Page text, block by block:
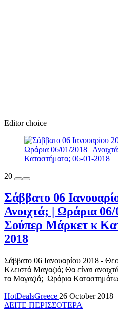
Editor choice
20
Σάββατο 06
Ανοιχτά; | Ωράρια 06/
Σούπερ Μάρκετ κ
2018
Σάββατο 06 Ιανουαρίου 2018 -
Κλειστά Μαγαζιά; Θα είναι
τα Μαγαζιά; Ωράρια
HotDealsGreece 26 October 2018
ΔΕΙΤΕ ΠΕΡΙΣΣΟΤΕΡΑ